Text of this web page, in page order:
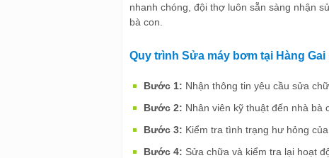
nhanh chóng, đội thợ luôn sẵn sàng nhận
bà con.
Quy trình Sửa máy bơm tại Hàng
Bước 1: Nhận thông tin yêu cầu sửa
Bước 2: Nhân viên kỹ thuật đến nhà bà
Bước 3: Kiểm tra tình trạng hư hỏng
Bước 4: Sửa chữa và kiểm tra lại hoạt